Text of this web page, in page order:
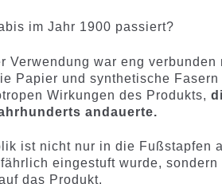
im Jahr 1900 passiert?
Verwendung war eng
Papier und synthetische
Wirkungen des Produkts,
andauerte.
ist nicht nur in die Fußstapfen
eingestuft wurde,
das Produkt.